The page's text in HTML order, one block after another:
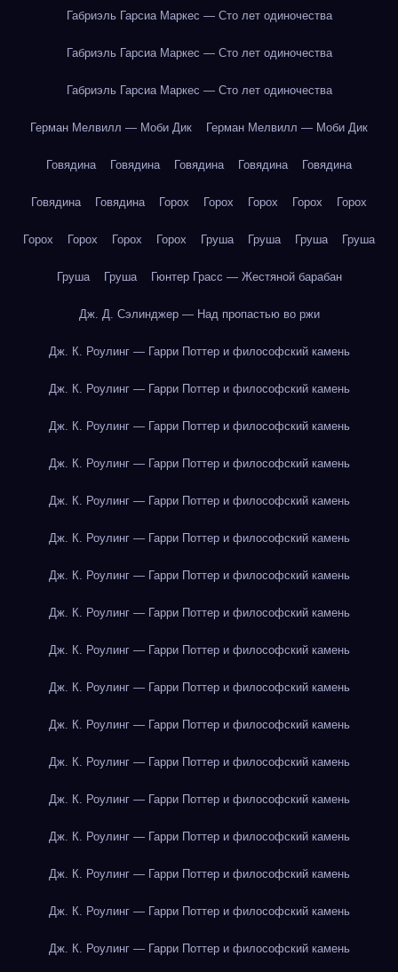
Габриэль Гарсиа Маркес — Сто лет одиночества
Габриэль Гарсиа Маркес — Сто лет одиночества
Габриэль Гарсиа Маркес — Сто лет одиночества
Герман Мелвилл — Моби Дик Герман Мелвилл — Моби Дик
Говядина Говядина Говядина Говядина Говядина
Говядина Говядина Горох Горох Горох Горох Горох
Горох Горох Горох Горох Груша Груша Груша Груша
Груша Груша Гюнтер Грасс — Жестяной барабан
Дж. Д. Сэлинджер — Над пропастью во ржи
Дж. К. Роулинг — Гарри Поттер и философский камень
Дж. К. Роулинг — Гарри Поттер и философский камень
Дж. К. Роулинг — Гарри Поттер и философский камень
Дж. К. Роулинг — Гарри Поттер и философский камень
Дж. К. Роулинг — Гарри Поттер и философский камень
Дж. К. Роулинг — Гарри Поттер и философский камень
Дж. К. Роулинг — Гарри Поттер и философский камень
Дж. К. Роулинг — Гарри Поттер и философский камень
Дж. К. Роулинг — Гарри Поттер и философский камень
Дж. К. Роулинг — Гарри Поттер и философский камень
Дж. К. Роулинг — Гарри Поттер и философский камень
Дж. К. Роулинг — Гарри Поттер и философский камень
Дж. К. Роулинг — Гарри Поттер и философский камень
Дж. К. Роулинг — Гарри Поттер и философский камень
Дж. К. Роулинг — Гарри Поттер и философский камень
Дж. К. Роулинг — Гарри Поттер и философский камень
Дж. К. Роулинг — Гарри Поттер и философский камень